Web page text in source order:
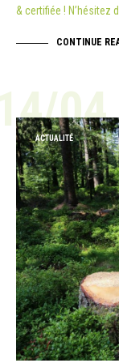
& certifiée ! N’hésitez
CONTINUE
04
ACTUALITÉ